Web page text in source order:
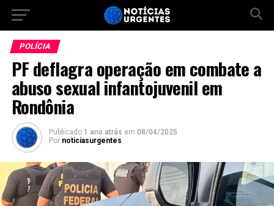
POLÍCIA
PF deflagra operação em combate a
abuso sexual infantojuvenil em
Rondônia
Publicado 1 ano atrás em 08/04/2025
Por noticiasurgentes